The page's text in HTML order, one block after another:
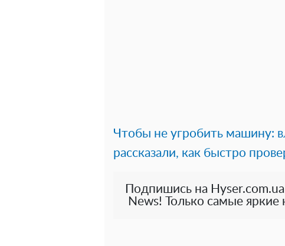
Чтобы не угробить машину:
рассказали, как быстро
Подпишись на
News! Только самые яркие